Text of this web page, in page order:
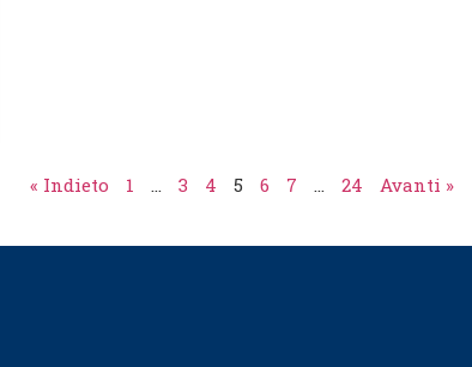
« Indieto 1 … 3 4 5 6 7 … 24 Avanti »